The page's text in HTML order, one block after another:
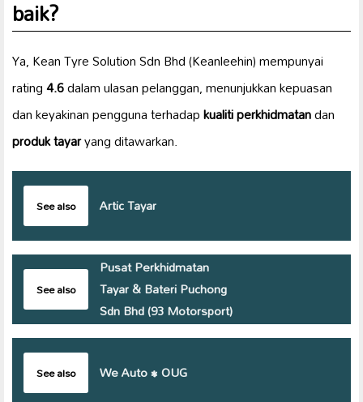
baik?
Ya, Kean Tyre Solution Sdn Bhd (Keanleehin) mempunyai
rating4.6dalam ulasan pelanggan, menunjukkan kepuasan
dan keyakinan pengguna terhadapkualiti perkhidmatandan
produk tayaryang ditawarkan.
See also Artic Tayar
See also
Pusat Perkhidmatan
Tayar & Bateri Puchong
Sdn Bhd (93 Motorsport)
See also We Auto • OUG